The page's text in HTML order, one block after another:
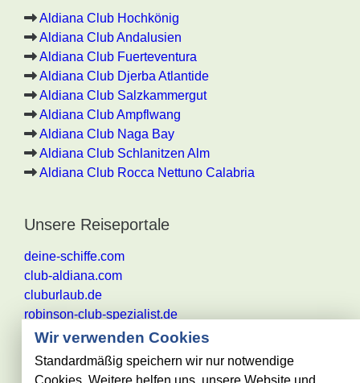
Aldiana Club Hochkönig
Aldiana Club Andalusien
Aldiana Club Fuerteventura
Aldiana Club Djerba Atlantide
Aldiana Club Salzkammergut
Aldiana Club Ampflwang
Aldiana Club Naga Bay
Aldiana Club Schlanitzen Alm
Aldiana Club Rocca Nettuno Calabria
Unsere Reiseportale
deine-schiffe.com
club-aldiana.com
cluburlaub.de
robinson-club-spezialist.de
Wir verwenden Cookies
Standardmäßig speichern wir nur notwendige